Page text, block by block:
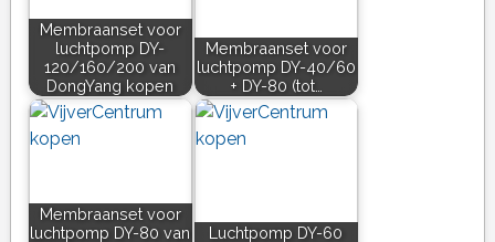
Membraanset voor
luchtpomp DY-
120/160/200 van
DongYang kopen
Membraanset voor
luchtpomp DY-40/60
+ DY-80 (tot…
Membraanset voor
luchtpomp DY-80 van
Luchtpomp DY-60